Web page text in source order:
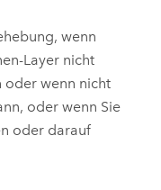
wenn
Layer nicht
oder wenn nicht
oder wenn Sie
oder darauf